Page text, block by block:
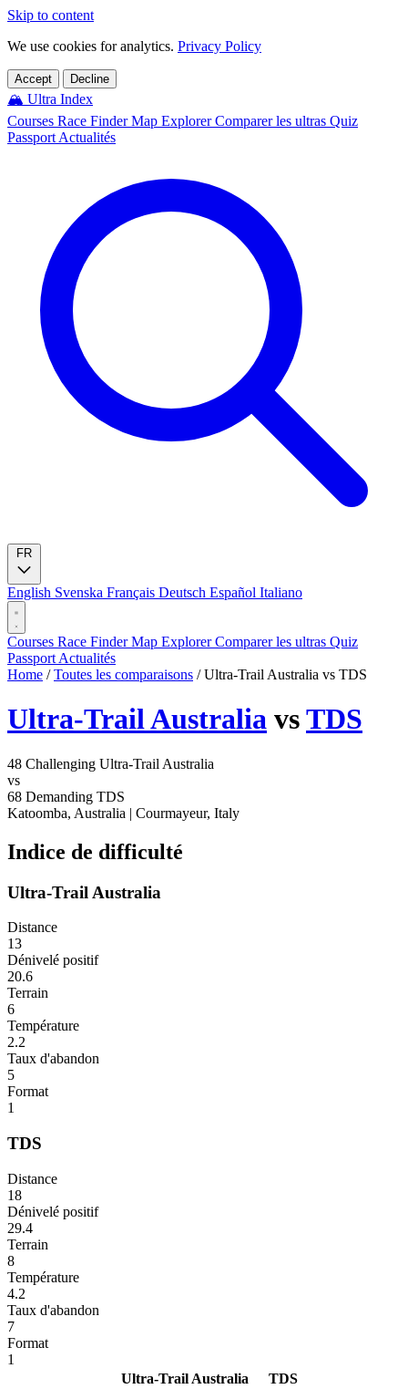
Skip to content
We use cookies for analytics. Privacy Policy
Accept Decline
🏔️ Ultra Index
Courses Race FinderMap ExplorerComparer les ultras Quiz
Passport Actualités
English Svenska Français Deutsch Español Italiano
Courses Race FinderMap ExplorerComparer les ultras Quiz
Passport Actualités
Home / Toutes les comparaisons / Ultra-Trail Australia vs TDS
Ultra-Trail Australia vsTDS
48 Challenging Ultra-Trail Australia
vs
68 Demanding TDS
Katoomba, Australia | Courmayeur, Italy
Indice de difficulté
Ultra-Trail Australia
Distance
13
Dénivelé positif
20.6
Terrain
6
Température
2.2
Taux d'abandon
5
Format
1
TDS
Distance
18
Dénivelé positif
29.4
Terrain
8
Température
4.2
Taux d'abandon
7
Format
1
Ultra-Trail Australia
TDS